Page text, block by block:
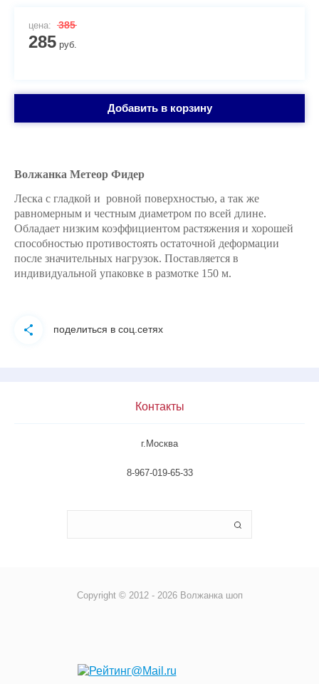
цена: 385
285 руб.
Добавить в корзину
Волжанка Метеор Фидер
Леска с гладкой и ровной поверхностью, а так же
равномерным и честным диаметром по всей длине.
Обладает низким коэффициентом растяжения и хорошей
способностью противостоять остаточной деформации
после значительных нагрузок. Поставляется в
индивидуальной упаковке в размотке 150 м.
поделиться в соц.сетях
Контакты
г.Москва
8-967-019-65-33
Copyright © 2012 - 2026 Волжанка шоп